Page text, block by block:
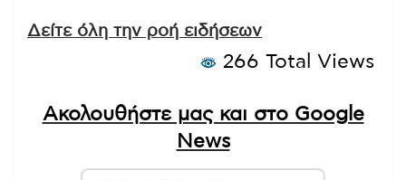
Δείτε όλη την ροή ειδήσεων
266 Total Views
Ακολουθήστε μας και στο Google
News